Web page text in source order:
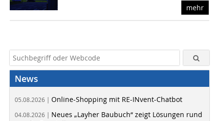
mehr
News
05.08.2026 | Online-Shopping mit RE-INvent-Chatbot
04.08.2026 | Neues „Layher Baubuch“ zeigt Lösungen rund